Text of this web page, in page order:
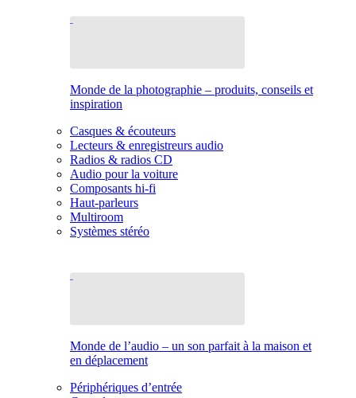
Monde de la photographie – produits, conseils et
inspiration
Casques & écouteurs
Lecteurs & enregistreurs audio
Radios & radios CD
Audio pour la voiture
Composants hi-fi
Haut-parleurs
Multiroom
Systèmes stéréo
Monde de l’audio – un son parfait à la maison et
en déplacement
Périphériques d’entrée